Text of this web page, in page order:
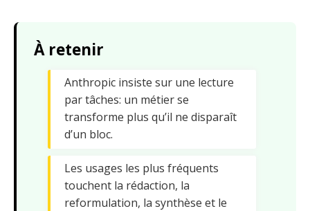
À retenir
Anthropic insiste sur une lecture
par tâches: un métier se
transforme plus qu’il ne disparaît
d’un bloc.
Les usages les plus fréquents
touchent la rédaction, la
reformulation, la synthèse et le